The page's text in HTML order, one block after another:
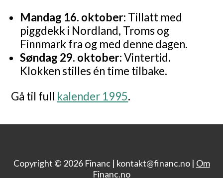
Mandag 16. oktober: Tillatt med
piggdekk i Nordland, Troms og
Finnmark fra og med denne dagen.
Søndag 29. oktober:Vintertid.
Klokken stilles én time tilbake.
Gå til full kalender 1995.
Copyright © 2026 Financ | kontakt@financ.no | Om
Financ.no